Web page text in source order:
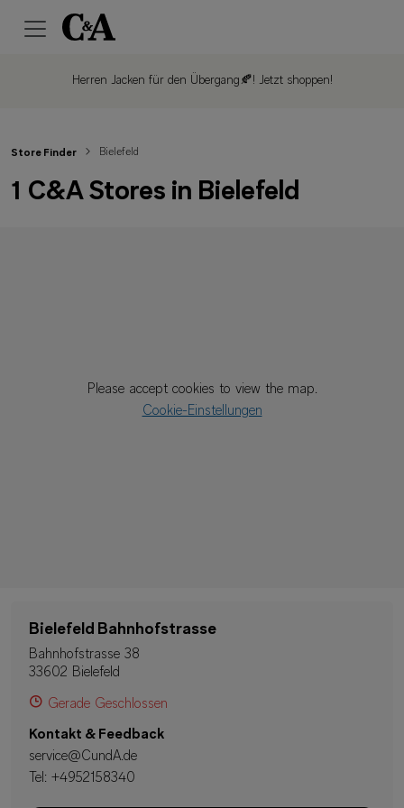
Herren Jacken für den Übergang🍂! Jetzt shoppen!
Please accept cookies to view the map.
Cookie-Einstellungen
Store Finder Bielefeld
1 C&A Stores in Bielefeld
Bielefeld Bahnhofstrasse
Bahnhofstrasse 38
33602 Bielefeld
Gerade Geschlossen
Kontakt & Feedback
service@CundA.de
Tel: +4952158340